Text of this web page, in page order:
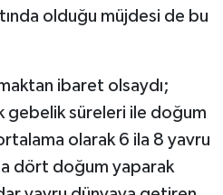
olduğu müjdesi de bu
ibaret olsaydı;
gebelik süreleri ile doğum
olarak 6 ila 8 yavru
dört doğum yaparak